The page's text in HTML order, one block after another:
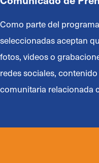
Como parte del
seleccionadas aceptan
fotos, videos o
redes sociales,
comunitaria relacionada